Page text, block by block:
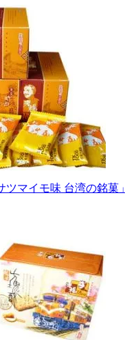
ツマイモ味 台湾の銘菓」